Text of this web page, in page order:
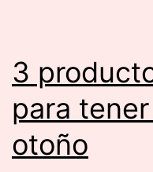
3
para
otoño